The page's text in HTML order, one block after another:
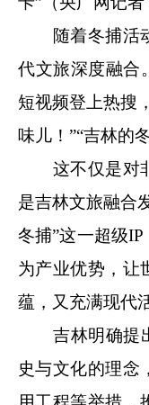
随着冬捕活动
代文旅深度融合
短视频登上热搜
味儿！”“吉林的
这不仅是对非
是吉林文旅融合
冬捕”这一超级
为产业优势，让
蕴，又充满现代
吉林明确提出
史与文化的理念